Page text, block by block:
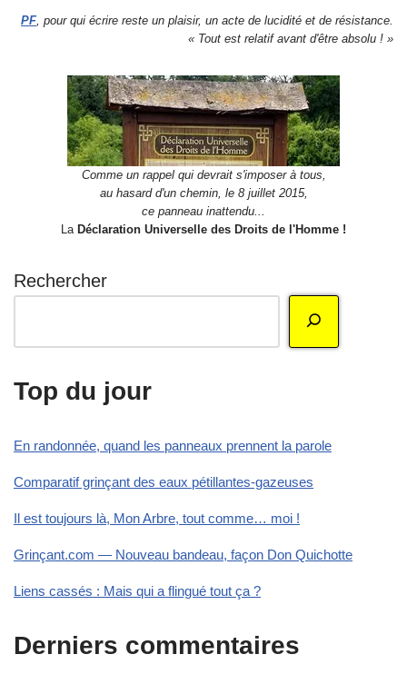
PF, pour qui écrire reste un plaisir, un acte de lucidité et de résistance.
« Tout est relatif avant d'être absolu ! »
Comme un rappel qui devrait s'imposer à tous,
au hasard d'un chemin, le 8 juillet 2015,
ce panneau inattendu...
La Déclaration Universelle des Droits de l'Homme !
Rechercher
Top du jour
En randonnée, quand les panneaux prennent la parole
Comparatif grinçant des eaux pétillantes-gazeuses
Il est toujours là, Mon Arbre, tout comme… moi !
Grinçant.com — Nouveau bandeau, façon Don Quichotte
Liens cassés : Mais qui a flingué tout ça ?
Derniers commentaires